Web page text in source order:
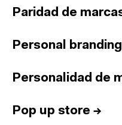
Paridad de
Personal branding
Personalidad de
Pop up store →